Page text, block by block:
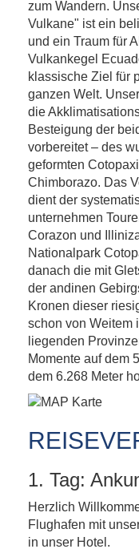
zum Wandern.
Vulkane" ist ein
und ein Traum für
Vulkankegel
klassische Ziel für
ganzen Welt.
die
Besteigung der
vorbereitet – des
geformten
Chimborazo. Das
dient der
unternehmen
Corazon und
Nationalpark
danach die mit
der andinen
Kronen dieser
schon von Weitem
liegenden
Momente auf dem
dem 6.268 Meter
1. Tag:
Herzlich
Flughafen mit
in unser Hotel.